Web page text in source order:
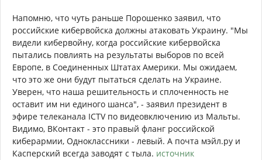
Напомню, что чуть раньше Порошенко заявил, что
российские кибервойска должны атаковать Украину. "Мы
видели кибервойну, когда российские кибервойска
пытались повлиять на результаты выборов по всей
Европе, в Соединенных Штатах Америки. Мы ожидаем,
что это же они будут пытаться сделать на Украине.
Уверен, что наша решительность и сплоченность не
оставит им ни единого шанса", - заявил президент в
эфире телеканала ICTV по видеовключению из Мальты.
Видимо, ВКонтакт - это правый фланг российской
киберармии, Одноклассники - левый. А почта мэйл.ру и
Касперский всегда заводят с тыла. источник